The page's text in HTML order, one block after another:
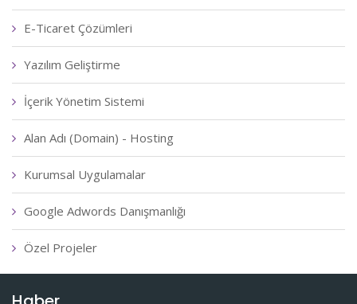
E-Ticaret Çözümleri
Yazılım Geliştirme
İçerik Yönetim Sistemi
Alan Adı (Domain) - Hosting
Kurumsal Uygulamalar
Google Adwords Danışmanlığı
Özel Projeler